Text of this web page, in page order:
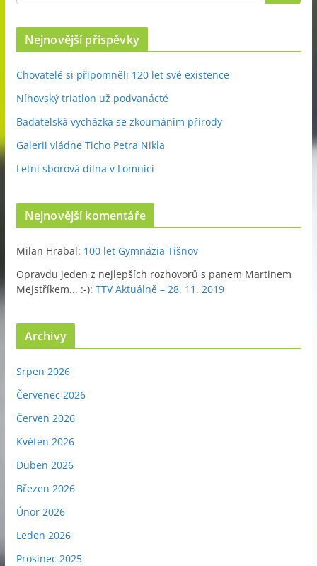
Nejnovější příspěvky
Chovatelé si připomněli 120 let své existence
Níhovský triatlon už podvanácté
Badatelská vycházka se zkoumáním přírody
Galerii vládne Ticho Petra Nikla
Letní sborová dílna v Lomnici
Nejnovější komentáře
Milan Hrabal: 100 let Gymnázia Tišnov
Opravdu jeden z nejlepších rozhovorů s panem Martinem
Mejstříkem... :-): TTV Aktuálně – 28. 11. 2019
Archivy
Srpen 2026
Červenec 2026
Červen 2026
Květen 2026
Duben 2026
Březen 2026
Únor 2026
Leden 2026
Prosinec 2025